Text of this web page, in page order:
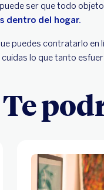
ser que todo
dentro del hogar.
puedes contratarlo en
lo que tanto
Te